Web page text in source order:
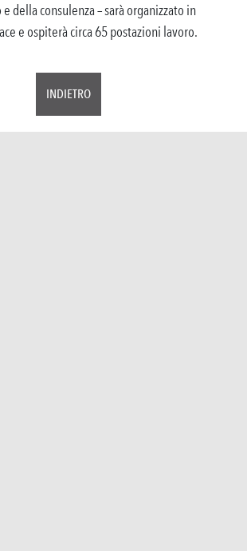
della consulenza – sarà organizzato in
e ospiterà circa 65 postazioni lavoro.
INDIETRO